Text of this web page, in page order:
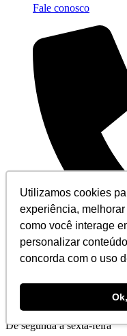
Utilizamos cookies
experiência,
como você interage
personalizar
concorda com o uso
Fale conosco
+55 (21) 3194-5555
De segunda à sexta-feira